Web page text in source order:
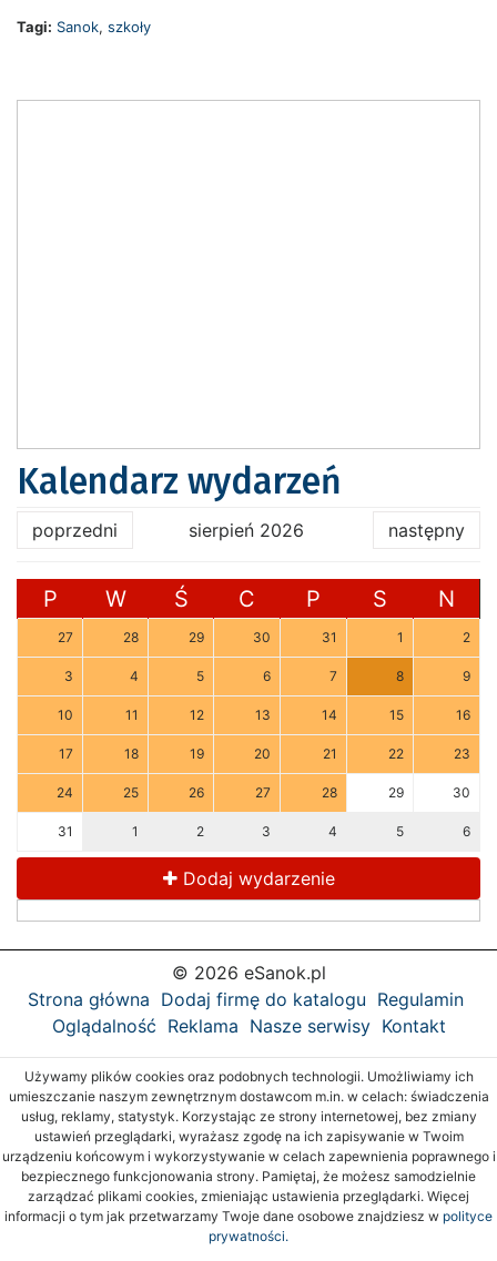
Tagi: Sanok, szkoły
Kalendarz wydarzeń
poprzedni sierpień 2026 następny
P W Ś C P S N
27 28 29 30 31 1 2
3 4 5 6 7 8 9
10 11 12 13 14 15 16
17 18 19 20 21 22 23
24 25 26 27 28 29 30
31 1 2 3 4 5 6
Dodaj wydarzenie
© 2026 eSanok.pl
Strona główna Dodaj firmę do katalogu Regulamin
Oglądalność Reklama Nasze serwisy Kontakt
Używamy plików cookies oraz podobnych technologii. Umożliwiamy ich
umieszczanie naszym zewnętrznym dostawcom m.in. w celach: świadczenia
usług, reklamy, statystyk. Korzystając ze strony internetowej, bez zmiany
ustawień przeglądarki, wyrażasz zgodę na ich zapisywanie w Twoim
urządzeniu końcowym i wykorzystywanie w celach zapewnienia poprawnego i
bezpiecznego funkcjonowania strony. Pamiętaj, że możesz samodzielnie
zarządzać plikami cookies, zmieniając ustawienia przeglądarki. Więcej
informacji o tym jak przetwarzamy Twoje dane osobowe znajdziesz w polityce
prywatności.